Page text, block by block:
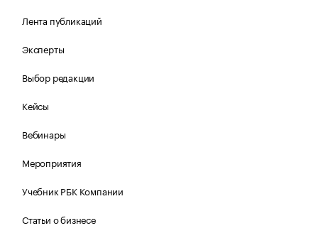
Лента публикаций
Эксперты
Выбор редакции
Кейсы
Вебинары
Мероприятия
Учебник РБК Компании
Статьи о бизнесе